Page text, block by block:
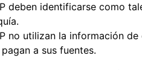
deben identificarse como
no utilizan la información
a sus fuentes.